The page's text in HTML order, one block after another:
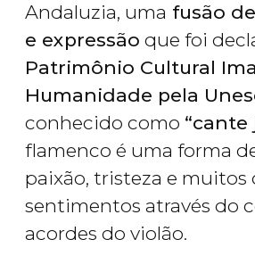
Andaluzia, uma fusão
e expressão que foi
Patrimônio Cultural
Humanidade pela
conhecido como “cante
flamenco é uma forma
paixão, tristeza e muitos
sentimentos através do
acordes do violão.